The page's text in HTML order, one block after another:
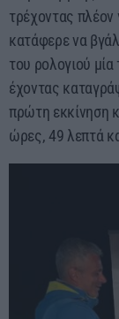
τρέχοντας πλέον
κατάφερε να
του ρολογιού μία
έχοντας
πρώτη εκκίνηση
ώρες, 49 λεπτά